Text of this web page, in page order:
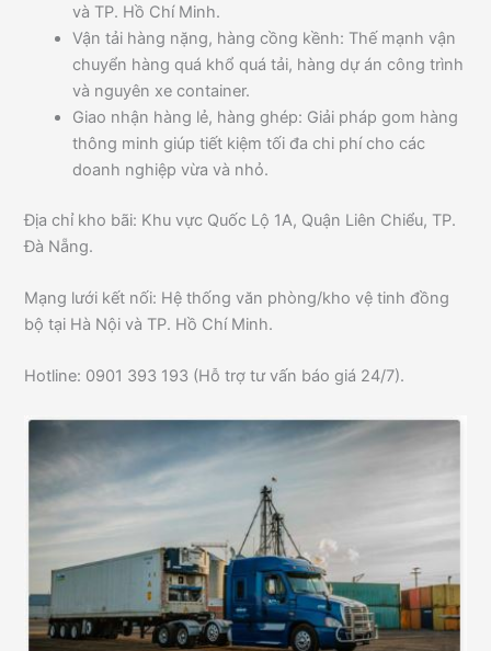
và TP. Hồ Chí Minh.
Vận tải hàng nặng, hàng cồng kềnh: Thế mạnh vận
chuyển hàng quá khổ quá tải, hàng dự án công trình
và nguyên xe container.
Giao nhận hàng lẻ, hàng ghép: Giải pháp gom hàng
thông minh giúp tiết kiệm tối đa chi phí cho các
doanh nghiệp vừa và nhỏ.
Địa chỉ kho bãi: Khu vực Quốc Lộ 1A, Quận Liên Chiểu, TP.
Đà Nẵng.
Mạng lưới kết nối: Hệ thống văn phòng/kho vệ tinh đồng
bộ tại Hà Nội và TP. Hồ Chí Minh.
Hotline: 0901 393 193 (Hỗ trợ tư vấn báo giá 24/7).